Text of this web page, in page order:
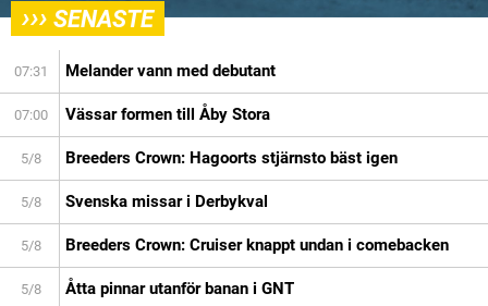
››› SENASTE
07:31 Melander vann med debutant
07:00 Vässar formen till Åby Stora
5/8 Breeders Crown: Hagoorts stjärnsto bäst igen
5/8 Svenska missar i Derbykval
5/8 Breeders Crown: Cruiser knappt undan i comebacken
5/8 Åtta pinnar utanför banan i GNT